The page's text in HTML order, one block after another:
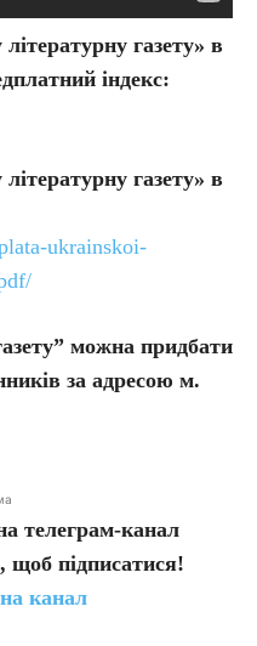
газету» в
індекс:
газету» в
ukrainskoi-
можна придбати
за адресою м.
телеграм-канал
щоб підписатися!
канал